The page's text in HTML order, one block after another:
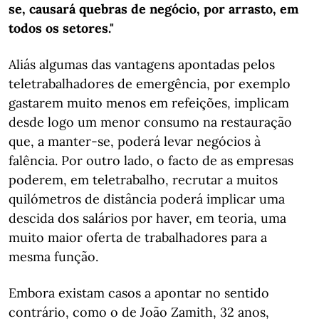
se, causará quebras de negócio, por arrasto, em
todos os setores."
Aliás algumas das vantagens apontadas pelos
teletrabalhadores de emergência, por exemplo
gastarem muito menos em refeições, implicam
desde logo um menor consumo na restauração
que, a manter-se, poderá levar negócios à
falência. Por outro lado, o facto de as empresas
poderem, em teletrabalho, recrutar a muitos
quilómetros de distância poderá implicar uma
descida dos salários por haver, em teoria, uma
muito maior oferta de trabalhadores para a
mesma função.
Embora existam casos a apontar no sentido
contrário, como o de João Zamith, 32 anos,